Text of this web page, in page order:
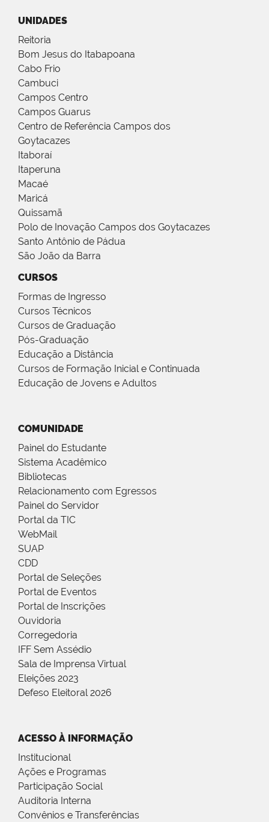
UNIDADES
Reitoria
Bom Jesus do Itabapoana
Cabo Frio
Cambuci
Campos Centro
Campos Guarus
Centro de Referência Campos dos
Goytacazes
Itaboraí
Itaperuna
Macaé
Maricá
Quissamã
Polo de Inovação Campos dos Goytacazes
Santo Antônio de Pádua
São João da Barra
CURSOS
Formas de Ingresso
Cursos Técnicos
Cursos de Graduação
Pós-Graduação
Educação a Distância
Cursos de Formação Inicial e Continuada
Educação de Jovens e Adultos
COMUNIDADE
Painel do Estudante
Sistema Acadêmico
Bibliotecas
Relacionamento com Egressos
Painel do Servidor
Portal da TIC
WebMail
SUAP
CDD
Portal de Seleções
Portal de Eventos
Portal de Inscrições
Ouvidoria
Corregedoria
IFF Sem Assédio
Sala de Imprensa Virtual
Eleições 2023
Defeso Eleitoral 2026
ACESSO À INFORMAÇÃO
Institucional
Ações e Programas
Participação Social
Auditoria Interna
Convênios e Transferências